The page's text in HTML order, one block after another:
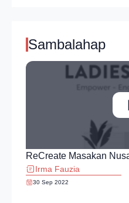
Sambalahap
ReCreate Masakan
Irma Fauzia
30 Sep 2022